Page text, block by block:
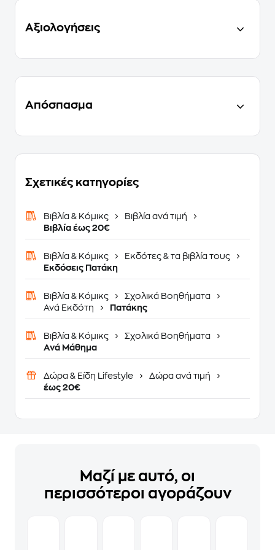
Αξιολογήσεις
Απόσπασμα
Σχετικές κατηγορίες
Βιβλία & Κόμικς
Βιβλία ανά τιμή
Βιβλία έως 20€
Βιβλία & Κόμικς
Εκδότες & τα βιβλία τους
Εκδόσεις Πατάκη
Βιβλία & Κόμικς
Σχολικά Βοηθήματα
Ανά Εκδότη
Πατάκης
Βιβλία & Κόμικς
Σχολικά Βοηθήματα
Ανά Μάθημα
Δώρα & Είδη Lifestyle
Δώρα ανά τιμή
έως 20€
Μαζί με αυτό, οι
περισσότεροι αγοράζουν